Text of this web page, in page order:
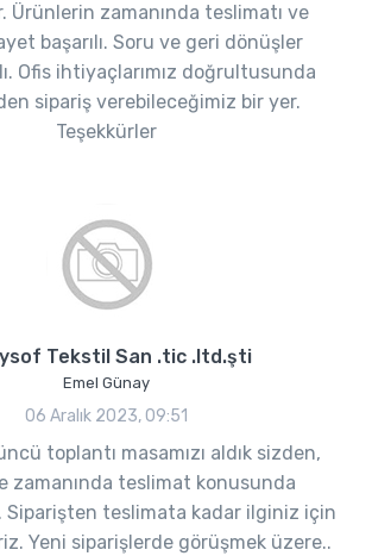
Ürünlerin zamanında teslimatı ve
başarılı. Soru ve geri dönüşler
Ofis ihtiyaçlarımız doğrultusunda
sipariş verebileceğimiz bir yer.
Teşekkürler
Tekstil San .tic .ltd.şti
Emel Günay
06 Aralık 2023, 09:51
toplantı masamızı aldık sizden,
zamanında teslimat konusunda
Siparişten teslimata kadar ilginiz için
Yeni siparişlerde görüşmek üzere..